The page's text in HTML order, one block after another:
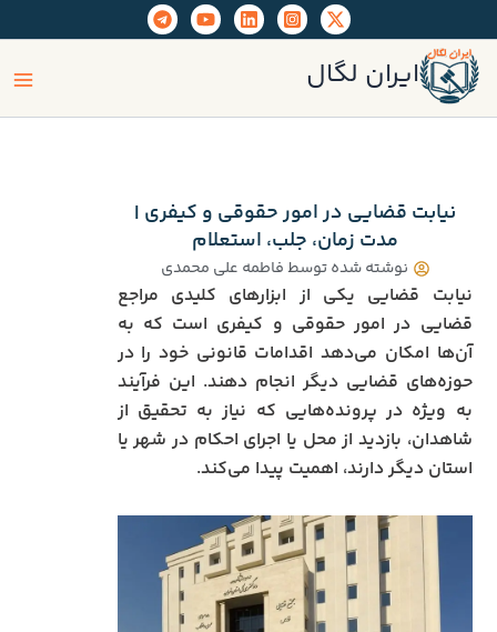
به
محتوا
ایران لگال
نیابت قضایی در امور حقوقی و کیفری |
مدت زمان، جلب، استعلام
نوشته شده توسطفاطمه علی محمدی
نیابت قضایی یکی از ابزارهای کلیدی مراجع
قضایی در امور حقوقی و کیفری است که به
آن‌ها امکان می‌دهد اقدامات قانونی خود را در
حوزه‌های قضایی دیگر انجام دهند. این فرآیند
به ویژه در پرونده‌هایی که نیاز به تحقیق از
شاهدان، بازدید از محل یا اجرای احکام در شهر یا
استان دیگر دارند، اهمیت پیدا می‌کند.